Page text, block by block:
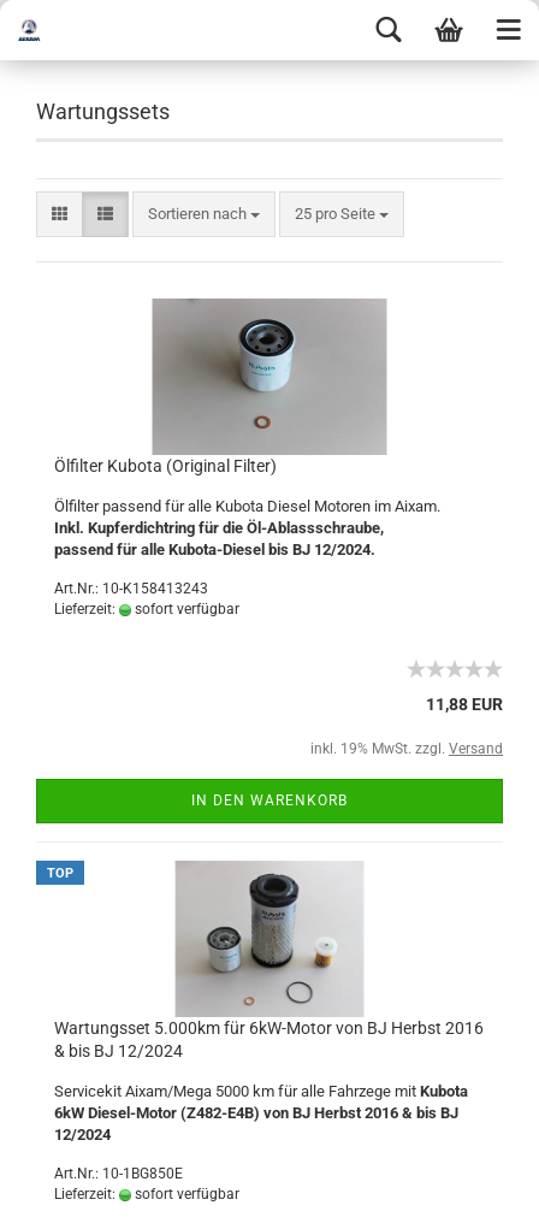
Wartungssets
Sortieren nach 25 pro Seite
Ölfilter Kubota (Original Filter)
Ölfilter passend für alle Kubota Diesel Motoren im Aixam.
Inkl. Kupferdichtring für die Öl-Ablassschraube,
passend für alle Kubota-Diesel bis BJ 12/2024.
Art.Nr.: 10-K158413243
Lieferzeit:
sofort verfügbar
11,88 EUR
inkl. 19% MwSt. zzgl. Versand
IN DEN WARENKORB
TOP
Wartungsset 5.000km für 6kW-Motor von BJ Herbst 2016
& bis BJ 12/2024
Servicekit Aixam/Mega 5000 km für alle Fahrzege mit Kubota
6kW Diesel-Motor (Z482-E4B) von BJ Herbst 2016 & bis BJ
12/2024
Art.Nr.: 10-1BG850E
Lieferzeit:
sofort verfügbar